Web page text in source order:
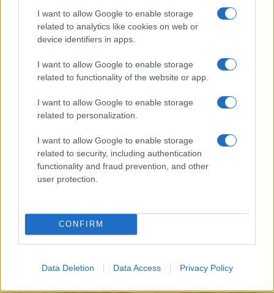
I want to allow Google to enable storage
related to analytics like cookies on web or
device identifiers in apps.
I want to allow Google to enable storage
related to functionality of the website or app.
I want to allow Google to enable storage
related to personalization.
I want to allow Google to enable storage
related to security, including authentication
functionality and fraud prevention, and other
user protection.
CONFIRM
Data Deletion Data Access Privacy Policy
A szerdai légi incidenssorozat után India
lezárta több térségbeli repülőterét,
Pakisztán pedig az egész ország légterét, és
ez még csütörtökön is tartott. A pakisztáni
légtérzárat helyi idő szerint csütörtök
éjfélkor fogják feloldani.